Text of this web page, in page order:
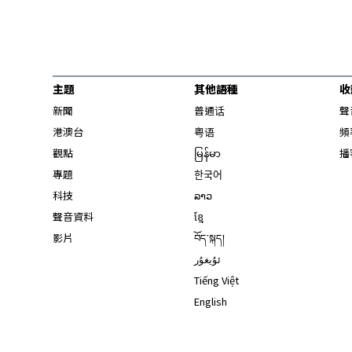
主題
新聞
港澳台
觀點
專題
科技
聲音資料
影片
其他語種
普通话
粤语
မြန်မာ
한국어
ລາວ
ខ្មែ
བོད་སྐད།
ئۇيغۇر
Tiếng Việt
English